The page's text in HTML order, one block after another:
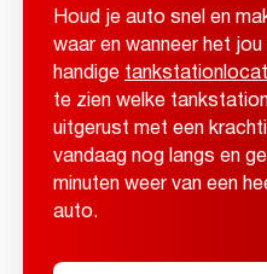
Houd je auto snel en
waar en wanneer het
handige
te zien welke
uitgerust met een
vandaag nog langs en
minuten weer van een
auto.